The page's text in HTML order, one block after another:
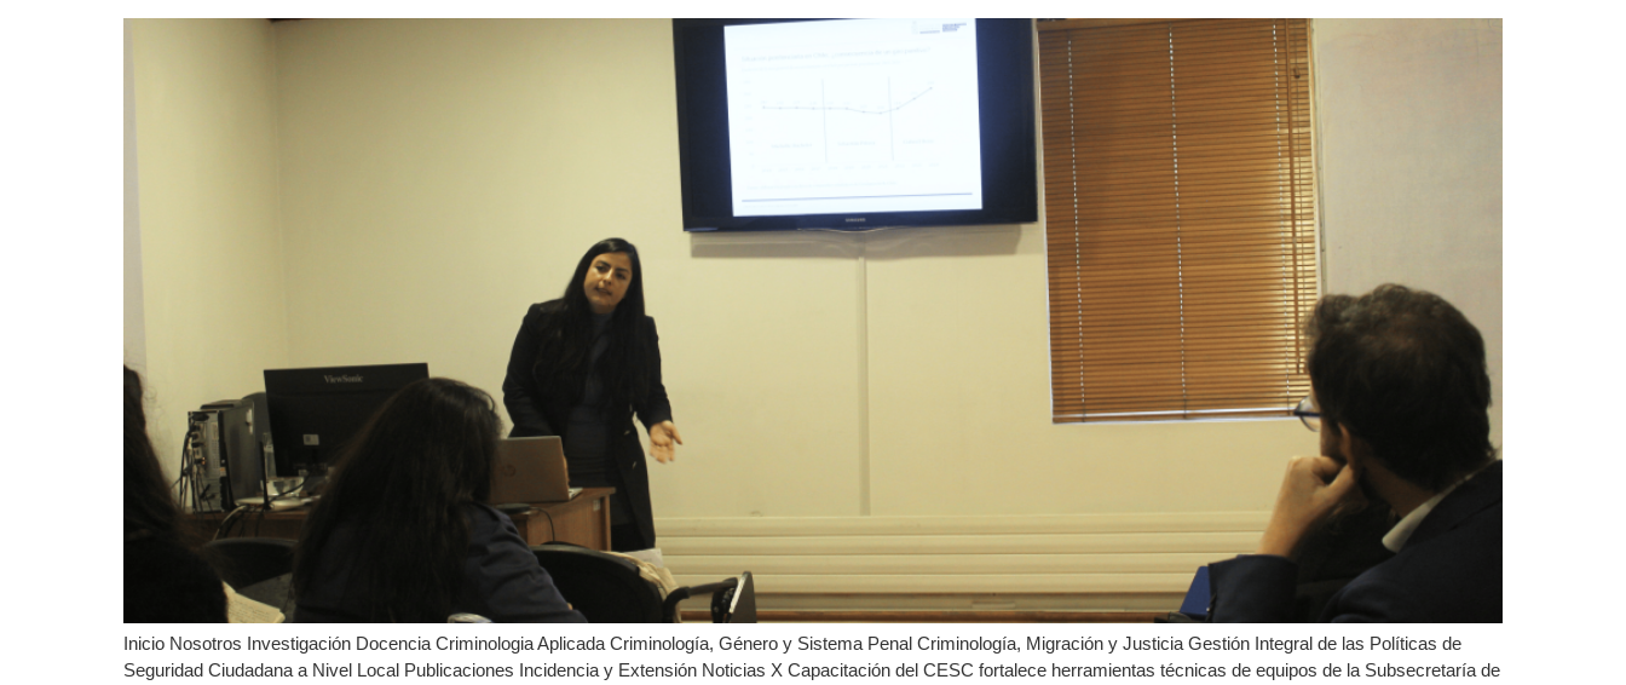
Inicio Nosotros Investigación Docencia Criminologia Aplicada Criminología, Género y Sistema Penal Criminología, Migración y Justicia Gestión Integral de las Políticas de
Seguridad Ciudadana a Nivel Local Publicaciones Incidencia y Extensión Noticias X Capacitación del CESC fortalece herramientas técnicas de equipos de la Subsecretaría de